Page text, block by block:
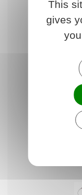
prigon-
This
gives